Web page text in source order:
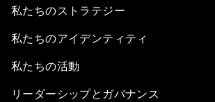
私たちのストラテジー
私たちのアイデンティティ
私たちの活動
リーダーシップとガバナンス